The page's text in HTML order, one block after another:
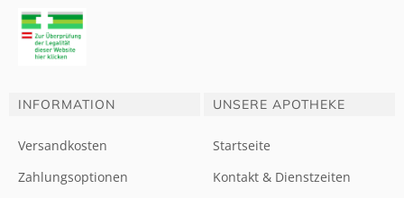
INFORMATION
Versandkosten
Zahlungsoptionen
UNSERE APOTHEKE
Startseite
Kontakt & Dienstzeiten